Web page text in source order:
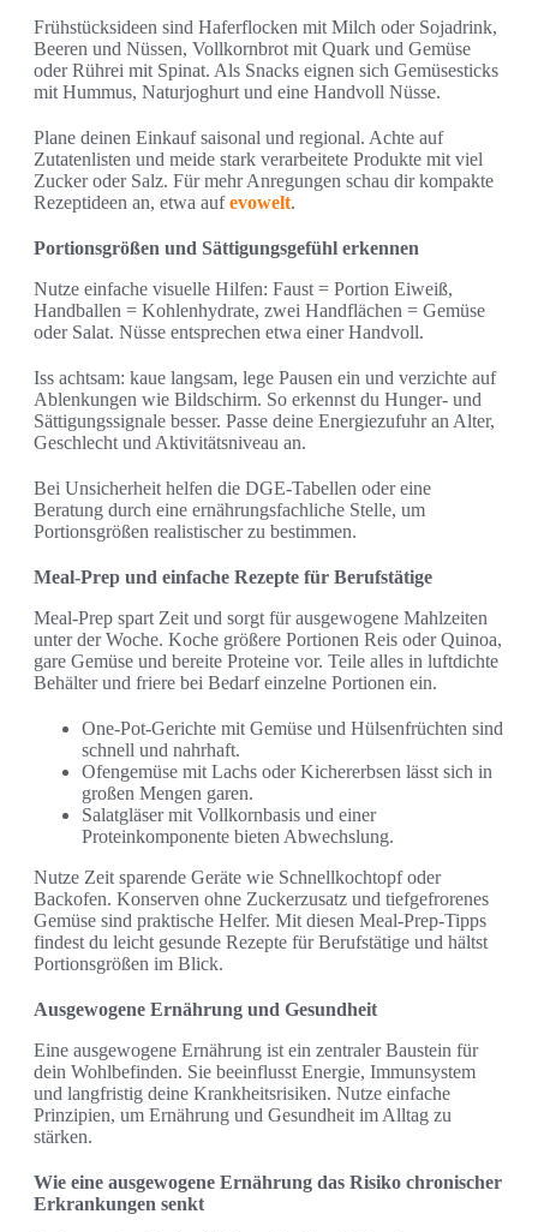
Frühstücksideen sind Haferflocken mit Milch oder Sojadrink,
Beeren und Nüssen, Vollkornbrot mit Quark und Gemüse
oder Rührei mit Spinat. Als Snacks eignen sich Gemüsesticks
mit Hummus, Naturjoghurt und eine Handvoll Nüsse.
Plane deinen Einkauf saisonal und regional. Achte auf
Zutatenlisten und meide stark verarbeitete Produkte mit viel
Zucker oder Salz. Für mehr Anregungen schau dir kompakte
Rezeptideen an, etwa aufevowelt.
Portionsgrößen und Sättigungsgefühl erkennen
Nutze einfache visuelle Hilfen: Faust = Portion Eiweiß,
Handballen = Kohlenhydrate, zwei Handflächen = Gemüse
oder Salat. Nüsse entsprechen etwa einer Handvoll.
Iss achtsam: kaue langsam, lege Pausen ein und verzichte auf
Ablenkungen wie Bildschirm. So erkennst du Hunger- und
Sättigungssignale besser. Passe deine Energiezufuhr an Alter,
Geschlecht und Aktivitätsniveau an.
Bei Unsicherheit helfen die DGE-Tabellen oder eine
Beratung durch eine ernährungsfachliche Stelle, um
Portionsgrößen realistischer zu bestimmen.
Meal-Prep und einfache Rezepte für Berufstätige
Meal-Prep spart Zeit und sorgt für ausgewogene Mahlzeiten
unter der Woche. Koche größere Portionen Reis oder Quinoa,
gare Gemüse und bereite Proteine vor. Teile alles in luftdichte
Behälter und friere bei Bedarf einzelne Portionen ein.
One-Pot-Gerichte mit Gemüse und Hülsenfrüchten sind
schnell und nahrhaft.
Ofengemüse mit Lachs oder Kichererbsen lässt sich in
großen Mengen garen.
Salatgläser mit Vollkornbasis und einer
Proteinkomponente bieten Abwechslung.
Nutze Zeit sparende Geräte wie Schnellkochtopf oder
Backofen. Konserven ohne Zuckerzusatz und tiefgefrorenes
Gemüse sind praktische Helfer. Mit diesen Meal-Prep-Tipps
findest du leicht gesunde Rezepte für Berufstätige und hältst
Portionsgrößen im Blick.
Ausgewogene Ernährung und Gesundheit
Eine ausgewogene Ernährung ist ein zentraler Baustein für
dein Wohlbefinden. Sie beeinflusst Energie, Immunsystem
und langfristig deine Krankheitsrisiken. Nutze einfache
Prinzipien, um Ernährung und Gesundheit im Alltag zu
stärken.
Wie eine ausgewogene Ernährung das Risiko chronischer
Erkrankungen senkt